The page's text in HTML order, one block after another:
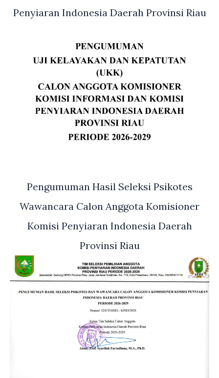
Penyiaran Indonesia Daerah Provinsi Riau
Pengumuman Hasil Seleksi Psikotes
Wawancara Calon Anggota Komisioner
Komisi Penyiaran Indonesia Daerah
Provinsi Riau